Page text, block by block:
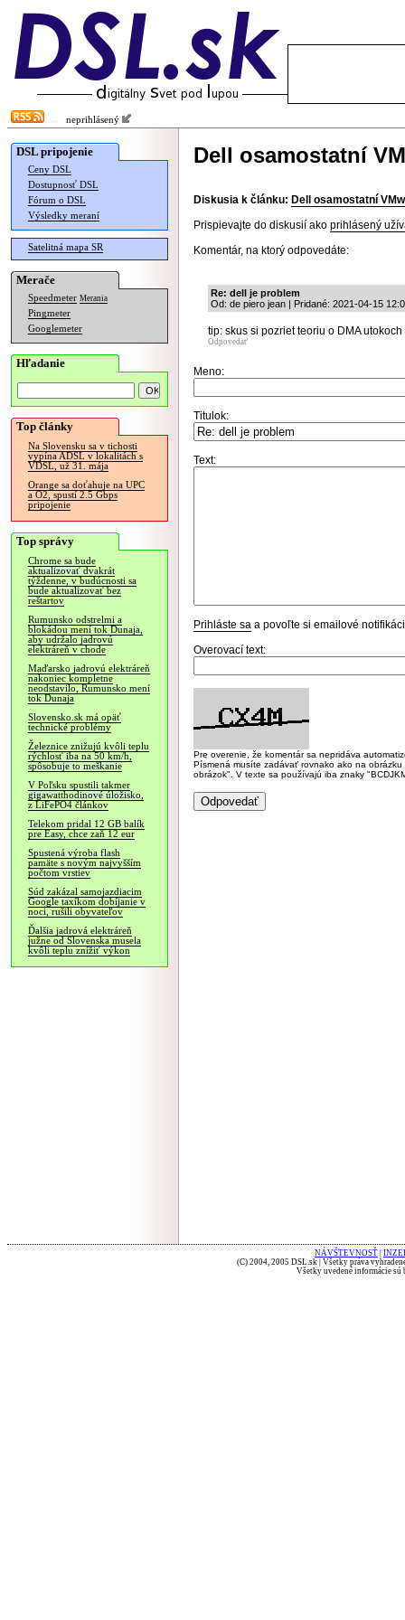
neprihlásený
DSL pripojenie
Ceny DSL
Dostupnosť DSL
Fórum o DSL
Výsledky meraní
Satelitná mapa SR
Merače
Speedmeter Merania
Pingmeter
Googlemeter
Hľadanie
Top články
Na Slovensku sa v tichosti
vypína ADSL v lokalitách s
VDSL, už 31. mája
Orange sa doťahuje na UPC
a O2, spustí 2.5 Gbps
pripojenie
Top správy
Chrome sa bude
aktualizovať dvakrát
týždenne, v budúcnosti sa
bude aktualizovať bez
reštartov
Rumunsko odstrelmi a
blokádou mení tok Dunaja,
aby udržalo jadrovú
elektráreň v chode
Maďarsko jadrovú elektráreň
nakoniec kompletne
neodstavilo, Rumunsko mení
tok Dunaja
Slovensko.sk má opäť
technické problémy
Železnice znižujú kvôli teplu
rýchlosť iba na 50 km/h,
spôsobuje to meškanie
V Poľsku spustili takmer
gigawatthodinové úložisko,
z LiFePO4 článkov
Telekom pridal 12 GB balík
pre Easy, chce zaň 12 eur
Spustená výroba flash
pamäte s novým najvyšším
počtom vrstiev
Súd zakázal samojazdiacim
Google taxíkom dobíjanie v
noci, rušili obyvateľov
Ďalšia jadrová elektráreň
južne od Slovenska musela
kvôli teplu znížiť výkon
Dell osamostatní
Diskusia k článku: Dell osamostatní
Prispievajte do diskusií ako prihlásený
Komentár, na ktorý odpovedáte:
Re: dell je problem
Od: de piero jean | Pridané: 2021-04-15
tip: skus si pozriet teoriu o DMA utokoch
Odpovedať
Meno:
Titulok:
Text:
Prihláste sa a povoľte si emailové
Overovací text:
Pre overenie, že komentár sa nepridáva
Písmená musíte zadávať rovnako ako na
obrázok". V texte sa používajú iba znaky
NÁVŠTEVNOSŤ
(C) 2004, 2005 DSL.sk | Všetky práva
Všetky uvedené informácie sú